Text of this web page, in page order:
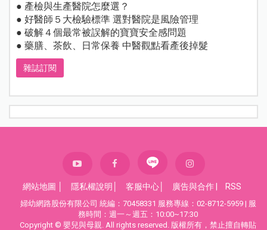
● 產檢與生產醫院怎麼選？
● 好醫師５大檢驗標準 選對醫院是風險管理
● 破解４個最常被誤解的寶寶安全感問題
● 藥膳、茶飲、日常保養 中醫觀點看產後掉髮
雜誌訂閱
網站地圖 隱私權說明 客服中心 廣告與合作 RSS
婦幼網路股份有限公司 統編：70458331 服務專線：02-8712-5959 | 服
務時間：週一～週五：10:00~17:30
Copyright © 嬰兒與母親. All rights reserved. 版權所有，禁止擅自轉貼